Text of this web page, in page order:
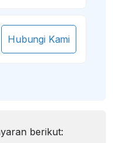
Hubungi Kami
berikut: